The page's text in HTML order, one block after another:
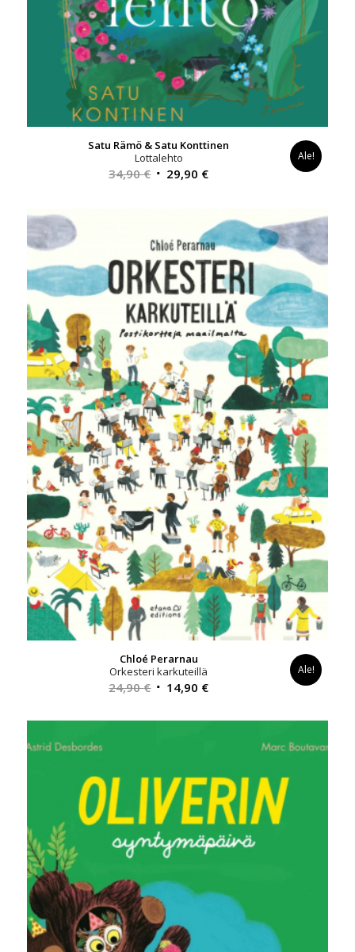
Satu Rämö & Satu Konttinen
Lottalehto
34,90€ Alkuperäinen
29,90 €Nykyinen
29,90 €.
Ale!
Chloé Perarnau
Orkesteri karkuteillä
24,90€ Alkuperäinen
oli:
14,90 €Nykyinen
on:
Ale!